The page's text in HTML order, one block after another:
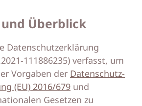
Praxis
Kontakt
Überblick
Datenschutzerklärung
111886235) verfasst, um
Vorgaben der Datenschutz-
(EU) 2016/679und
Gesetzen zu